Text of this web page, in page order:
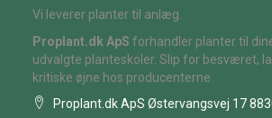
Vi leverer planter til anlæg.
Proplant.dk ApS forhandler planter til
udvalgte planteskoler. Slip for besværet,
kritiske øjne hos producenterne.
Proplant.dk ApS Østervangsvej 17